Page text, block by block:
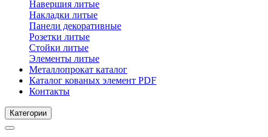
Навершия литые
Накладки литые
Панели декоративные
Розетки литые
Стойки литые
Элементы литые
Металлопрокат каталог
Каталог кованых элемент PDF
Контакты
Категории